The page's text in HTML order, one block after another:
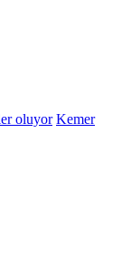
oluyor Kemer